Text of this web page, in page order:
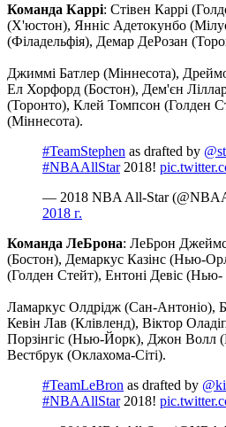
Команда Каррі: Стівен Каррі
(Х'юстон), Янніс Адетокунбо
(Філадельфія), Демар ДеРозан
Джиммі Батлер (Міннесота),
Ел Хорфорд (Бостон), Дем'єн
(Торонто), Клей Томпсон (Голден
(Міннесота).
#TeamStephen as drafted by
#NBAAllStar2018!
— 2018 NBA All-Star
2018 г.
Команда ЛеБрона: ЛеБрон Джеймс
(Бостон), Демаркус Казінс (Нью-
(Голден Стейт), Ентоні Девіс
Ламаркус Олдрідж (Сан-Антоніо),
Кевін Лав (Клівленд), Віктор
Порзінгіс (Нью-Йорк), Джон Волл
Вестбрук (Оклахома-Сіті).
#TeamLeBron as drafted by
#NBAAllStar2018!